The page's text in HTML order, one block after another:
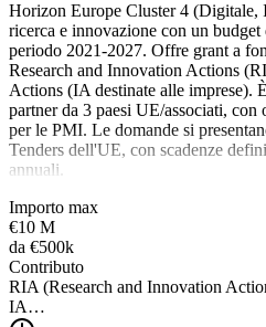
Horizon Europe Cluster 4 (Digitale,
ricerca e innovazione con un
periodo 2021-2027. Offre grant a
Research and Innovation Actions
Actions (IA destinate alle imprese).
partner da 3 paesi UE/associati, con
per le PMI. Le domande si
Tenders dell'UE, con scadenze
annuali.
Importo max
€10 M
da €500k
Contributo
RIA (Research and Innovation
IA…